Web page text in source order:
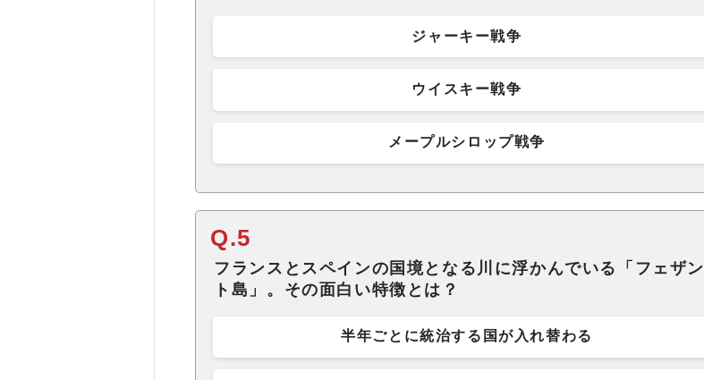
ジャーキー戦争
ウイスキー戦争
メープルシロップ戦争
Q.5
フランスとスペインの国境となる川に浮かんでいる「フェザン
ト島」。その面白い特徴とは？
半年ごとに統治する国が入れ替わる